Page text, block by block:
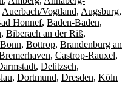
Auerbach/Vogtland, Augsburg,
Honnef, Baden-Baden,
, Biberach an der Riß,
Bonn, Bottrop, Brandenburg an
, Castrop-Rauxel,
, Delitzsch,
, Dortmund, Dresden, Köln